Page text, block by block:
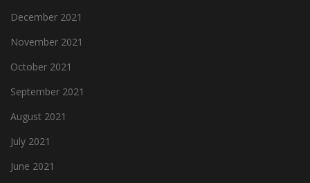
December 2021
November 2021
October 2021
September 2021
August 2021
July 2021
June 2021